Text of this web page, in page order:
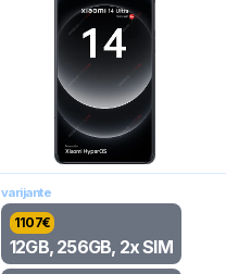
varijante
1107€
12GB, 256GB, 2x SIM